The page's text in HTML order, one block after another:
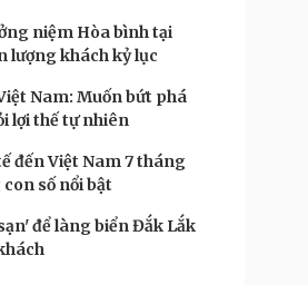
niệm Hòa bình tại
lượng khách kỷ lục
Nam: Muốn bứt phá
lợi thế tự nhiên
đến Việt Nam 7 tháng
số nổi bật
để làng biển Đắk Lắk